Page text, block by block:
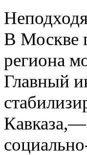
В Москве
региона
Главный